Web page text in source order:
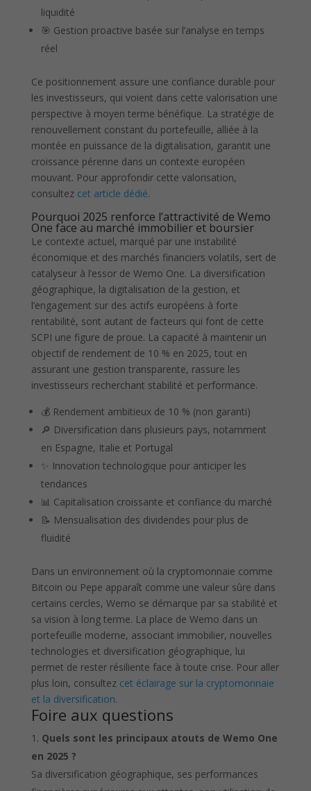
liquidité
🎯 Gestion proactive basée sur l’analyse en temps
réel
Ce positionnement assure une confiance durable pour
les investisseurs, qui voient dans cette valorisation une
perspective à moyen terme bénéfique. La stratégie de
renouvellement constant du portefeuille, alliée à la
montée en puissance de la digitalisation, garantit une
croissance pérenne dans un contexte européen
mouvant. Pour approfondir cette valorisation,
consultez cet article dédié.
Pourquoi 2025 renforce l’attractivité de Wemo
One face au marché immobilier et boursier
Le contexte actuel, marqué par une instabilité
économique et des marchés financiers volatils, sert de
catalyseur à l’essor de Wemo One. La diversification
géographique, la digitalisation de la gestion, et
l’engagement sur des actifs européens à forte
rentabilité, sont autant de facteurs qui font de cette
SCPI une figure de proue. La capacité à maintenir un
objectif de rendement de 10 % en 2025, tout en
assurant une gestion transparente, rassure les
investisseurs recherchant stabilité et performance.
💰 Rendement ambitieux de 10 % (non garanti)
🔎 Diversification dans plusieurs pays, notamment
en Espagne, Italie et Portugal
✨ Innovation technologique pour anticiper les
tendances
📊 Capitalisation croissante et confiance du marché
📝 Mensualisation des dividendes pour plus de
fluidité
Dans un environnement où la cryptomonnaie comme
Bitcoin ou Pepe apparaît comme une valeur sûre dans
certains cercles, Wemo se démarque par sa stabilité et
sa vision à long terme. La place de Wemo dans un
portefeuille moderne, associant immobilier, nouvelles
technologies et diversification géographique, lui
permet de rester résiliente face à toute crise. Pour aller
plus loin, consultez cet éclairage sur la cryptomonnaie
et la diversification.
Foire aux questions
Quels sont les principaux atouts de Wemo One
en 2025 ?
Sa diversification géographique, ses performances